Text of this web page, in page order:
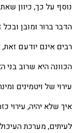
נוסף על כך, כיוון
הדבר ברור ומובן
רבים אינם יודעם
הכוונה היא שרוב
עירוי של ויטמינים
איך שלא יהיה, עירוי
לעיתים, מערכת